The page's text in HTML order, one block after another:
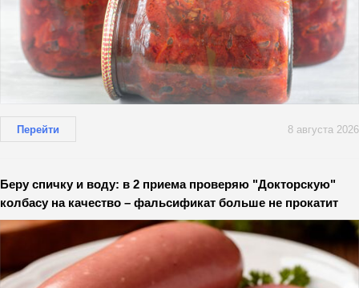
Перейти 8 августа 2026
Беру спичку и воду: в 2 приема проверяю "Докторскую"
колбасу на качество – фальсификат больше не прокатит